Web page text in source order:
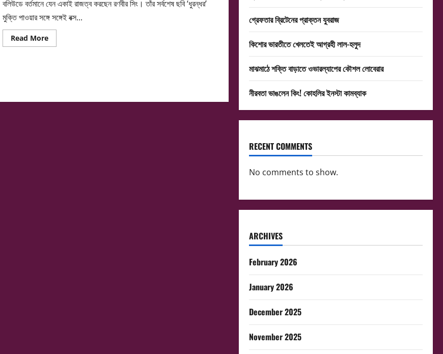
বলিউডে বর্তমানে যেন একাই রাজত্ব করছেন রণবীর সিং। তাঁর সর্বশেষ ছবি ‘ধুরন্ধর’
মুক্তি পাওয়ার সঙ্গে সঙ্গেই বক্স...
Read MoreRead
more
হাঁকাচ্ছেন
গ্রেফতার ব্রিটেনের প্রাক্তন যুবরাজ
কিশোর ভারতীতে খেলতেই আগ্রহী লাল-হলুদ
মাঝমাঠে শক্তি বাড়াতে ওভারল্যাপের কৌশল লোবেরার
নীরবতা ভাঙলেন কিং! কোহলির ইনস্টা কামব্যাক
RECENT COMMENTS
No comments to show.
ARCHIVES
February 2026
January 2026
December 2025
November 2025